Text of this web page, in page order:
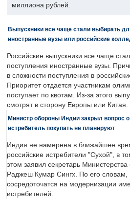
миллиона рублей.
Выпускники все чаще стали выбирать
иностранные вузы или российские
Российские выпускники все чаще
поступления иностранные вузы.
в сложности поступления в
Приоритет отдается участникам
поступает по квотам. Из-за этого
смотрят в сторону Европы или Китая.
Министр обороны Индии закрыл вопрос
истребитель покупать не планируют
Индия не намерена в ближайшее
российские истребители "Сухой", в
этом заявил секретарь
Раджеш Кумар Сингх. По его словам,
сосредоточатся на модернизации
истребителей.